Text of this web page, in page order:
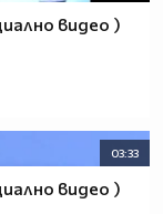
видео )
03:33
видео )